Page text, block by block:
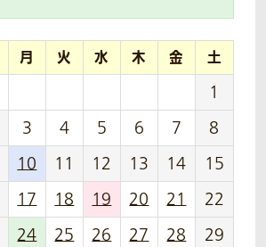
月 火 水 木 金 土
1
3 4 5 6 7
8
10 11 12 13 14
15
17 18 19 20 21
22
24 25 26 27 28
29